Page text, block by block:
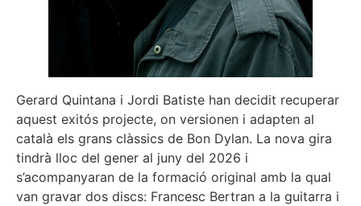
Gerard Quintana i Jordi Batiste han decidit recuperar
aquest exitós projecte, on versionen i adapten al
català els grans clàssics de Bon Dylan. La nova gira
tindrà lloc del gener al juny del 2026 i
s’acompanyaran de la formació original amb la qual
van gravar dos discs: Francesc Bertran a la guitarra i